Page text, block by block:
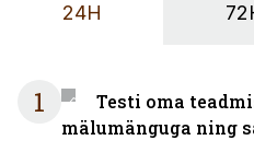
24H
1
Testi oma
mälumänguga ning